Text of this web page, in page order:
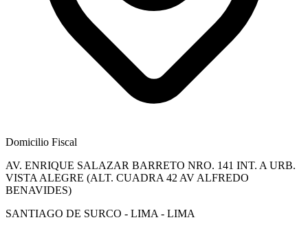
Domicilio Fiscal
AV. ENRIQUE SALAZAR BARRETO NRO. 141 INT. A URB.
VISTA ALEGRE (ALT. CUADRA 42 AV ALFREDO
BENAVIDES)
SANTIAGO DE SURCO - LIMA - LIMA